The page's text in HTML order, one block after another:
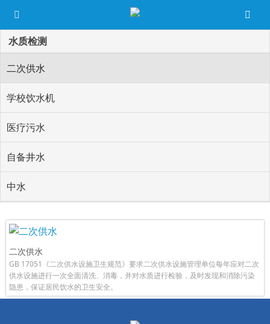
水质检测
二次供水
学校饮水机
医疗污水
自备井水
中水
二次供水
GB 17051《二次供水设施卫生规范》要求二次供水设施管理单位每年应对二次
供水设施进行一次全面清洗、消毒，并对水质进行检验，及时发现和消除污染
隐患，保证居民饮水的卫生安全。